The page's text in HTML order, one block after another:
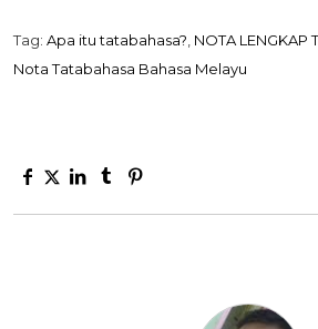
Tag: Apa itu tatabahasa? NOTA LENGKAP
Nota Tatabahasa Bahasa Melayu